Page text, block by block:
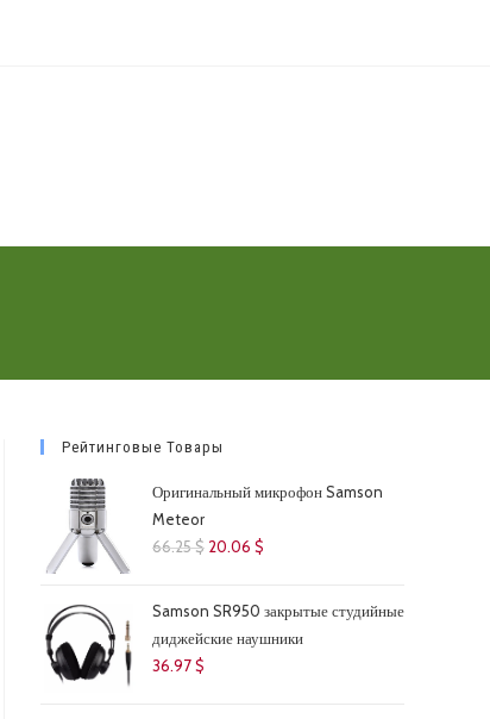
Рейтинговые Товары
Оригинальный микрофон Samson
Meteor
66.25$ Первоначальная
составляла
66.25 $.
20.06 $
20.06 $.
Samson SR950 закрытые студийные
диджейские наушники
36.97$